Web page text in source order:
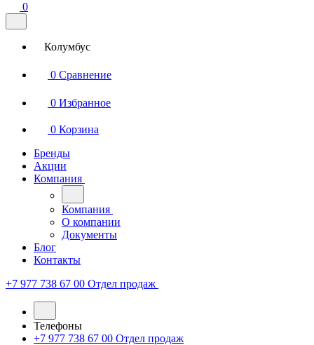
0
Колумбус
0 Сравнение
0 Избранное
0 Корзина
Бренды
Акции
Компания
Компания
О компании
Документы
Блог
Контакты
+7 977 738 67 00 Отдел продаж
Телефоны
+7 977 738 67 00 Отдел продаж